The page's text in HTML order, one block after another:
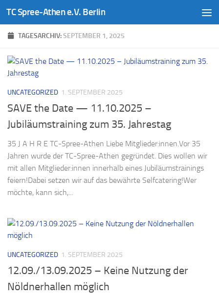
Zum Inhalt springen
TC Spree-Athen e.V. Berlin
TAGESARCHIV:SEPTEMBER 1, 2025
UNCATEGORIZED 1. SEPTEMBER 2025
SAVE the Date — 11.10.2025 –
Jubiläumstraining zum 35. Jahrestag
35 J A H R E TC-Spree-Athen Liebe Mitglieder:innen.Vor 35
Jahren wurde der TC-Spree-Athen gegründet. Dies wollen wir
mit allen Mitglieder:innen innerhalb eines Jubiläumstrainings
feiern!Dabei setzen wir auf das bewährte Selfcatering!Wer
möchte, kann sich,...
UNCATEGORIZED 1. SEPTEMBER 2025
12.09./13.09.2025 – Keine Nutzung der
Nöldnerhallen möglich